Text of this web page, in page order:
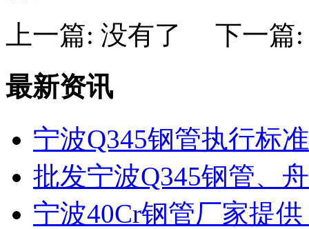
上一篇: 没有了 下一篇
最新资讯
宁波Q345钢管执行标
批发宁波Q345钢管、
宁波40Cr钢管厂家提